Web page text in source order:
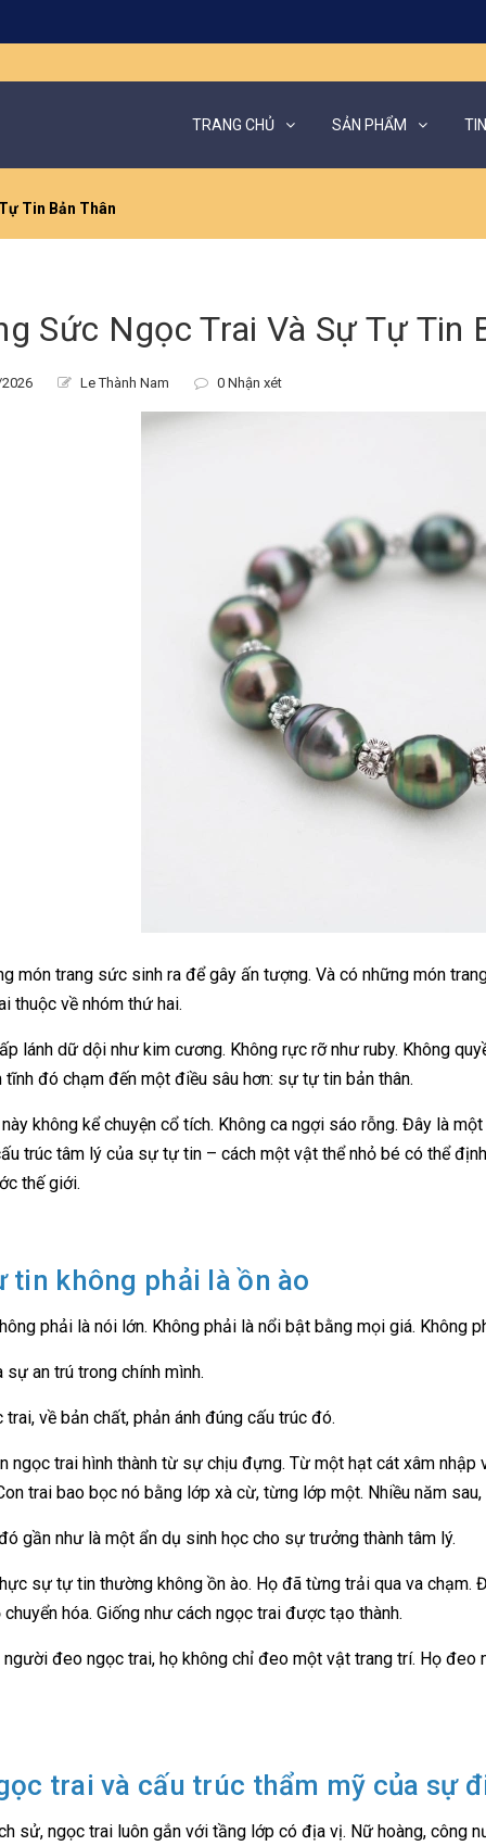
TRANG CHỦ SẢN PHẨM
Tin Bản Thân
Sức Ngọc Trai Và Sự Tự Tin
Le Thành Nam 0 Nhận xét
món trang sức sinh ra để gây ấn tượng. Và có những món
thuộc về nhóm thứ hai.
lánh dữ dội như kim cương. Không rực rỡ như ruby. Không
đó chạm đến một điều sâu hơn: sự tự tin bản thân.
không kể chuyện cổ tích. Không ca ngợi sáo rỗng. Đây là
trúc tâm lý của sự tự tin – cách một vật thể nhỏ bé có thể
thế giới.
tin không phải là ồn ào
phải là nói lớn. Không phải là nổi bật bằng mọi giá. Không
sự an trú trong chính mình.
trai, về bản chất, phản ánh đúng cấu trúc đó.
ngọc trai hình thành từ sự chịu đựng. Từ một hạt cát xâm nhập
trai bao bọc nó bằng lớp xà cừ, từng lớp một. Nhiều năm
gần như là một ẩn dụ sinh học cho sự trưởng thành tâm lý.
sự tự tin thường không ồn ào. Họ đã từng trải qua va chạm.
chuyển hóa. Giống như cách ngọc trai được tạo thành.
đeo ngọc trai, họ không chỉ đeo một vật trang trí. Họ
trai và cấu trúc thẩm mỹ của sự
sử, ngọc trai luôn gắn với tầng lớp có địa vị. Nữ hoàng, công